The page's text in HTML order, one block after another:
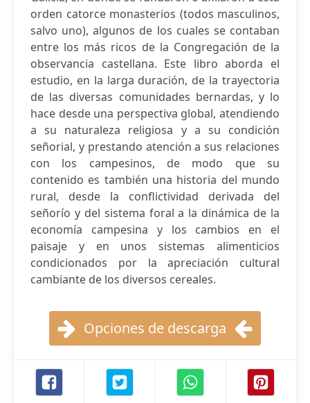
orden catorce monasterios (todos masculinos,
salvo uno), algunos de los cuales se contaban
entre los más ricos de la Congregación de la
observancia castellana. Este libro aborda el
estudio, en la larga duración, de la trayectoria
de las diversas comunidades bernardas, y lo
hace desde una perspectiva global, atendiendo
a su naturaleza religiosa y a su condición
señorial, y prestando atención a sus relaciones
con los campesinos, de modo que su
contenido es también una historia del mundo
rural, desde la conflictividad derivada del
señorío y del sistema foral a la dinámica de la
economía campesina y los cambios en el
paisaje y en unos sistemas alimenticios
condicionados por la apreciación cultural
cambiante de los diversos cereales.
Opciones de descarga